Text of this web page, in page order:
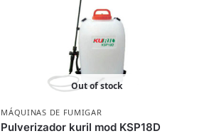
Out of stock
MÁQUINAS DE FUMIGAR
Pulverizador kuril mod KSP18D